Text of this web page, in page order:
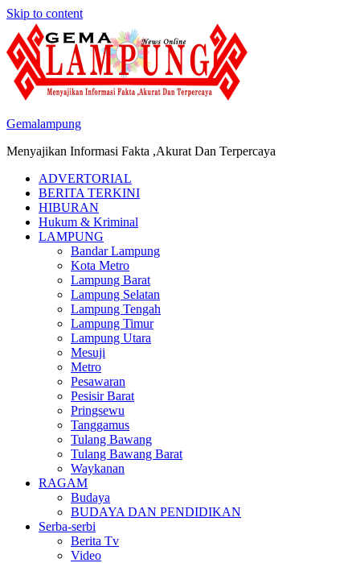
Skip to content
Gemalampung
Menyajikan Informasi Fakta ,Akurat Dan Terpercaya
ADVERTORIAL
BERITA TERKINI
HIBURAN
Hukum & Kriminal
LAMPUNG
Bandar Lampung
Kota Metro
Lampung Barat
Lampung Selatan
Lampung Tengah
Lampung Timur
Lampung Utara
Mesuji
Metro
Pesawaran
Pesisir Barat
Pringsewu
Tanggamus
Tulang Bawang
Tulang Bawang Barat
Waykanan
RAGAM
Budaya
BUDAYA DAN PENDIDIKAN
Serba-serbi
Berita Tv
Video